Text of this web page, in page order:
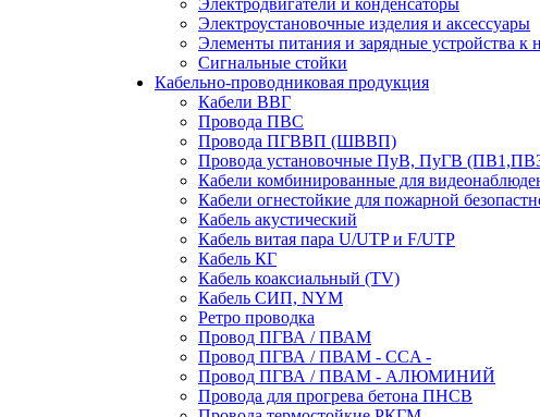
Электродвигатели и конденсаторы
Электроустановочные изделия и аксессуары
Элементы питания и зарядные устройства к
Сигнальные стойки
Кабельно-проводниковая продукция
Кабели ВВГ
Провода ПВС
Провода ПГВВП (ШВВП)
Провода установочные ПуВ, ПуГВ
Кабели комбинированные для
Кабели огнестойкие для пожарной
Кабель акустический
Кабель витая пара U/UTP и F/UTP
Кабель КГ
Кабель коаксиальный (TV)
Кабель СИП, NYM
Ретро проводка
Провод ПГВА / ПВАМ
Провод ПГВА / ПВАМ - CCA -
Провод ПГВА / ПВАМ - АЛЮМИНИЙ
Провода для прогрева бетона ПНСВ